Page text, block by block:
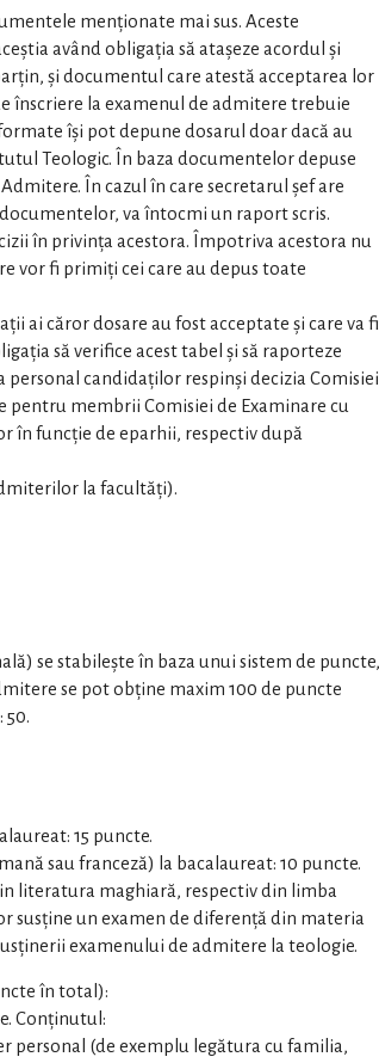
menționate mai sus. Aceste
având obligația să atașeze acordul şi
și documentul care atestă acceptarea lor
înscriere la examenul de admitere trebuie
îşi pot depune dosarul doar dacă au
Teologic. În baza documentelor depuse
În cazul în care secretarul șef are
va întocmi un raport scris.
în privința acestora. Împotriva acestora nu
vor fi primiți cei care au depus toate
ai căror dosare au fost acceptate şi care va fi
să verifice acest tabel şi să raporteze
personal candidaţilor respinşi decizia Comisiei
membrii Comisiei de Examinare cu
în funcţie de eparhii, respectiv după
la facultăţi).
se stabileşte în baza unui sistem de puncte,
se pot obţine maxim 100 de puncte
50.
15 puncte.
sau franceză) la bacalaureat: 10 puncte.
literatura maghiară, respectiv din limba
susţine un examen de diferenţă din materia
examenului de admitere la teologie.
în total):
Conţinutul:
personal (de exemplu legătura cu familia,